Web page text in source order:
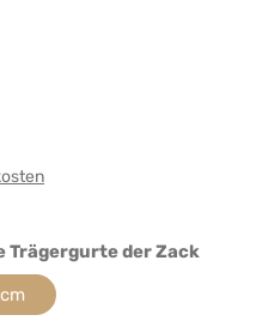
Trägergurte der Zack